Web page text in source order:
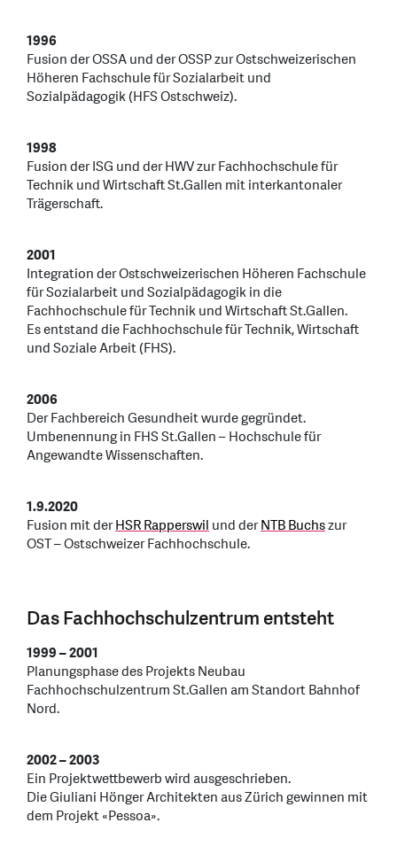
1996
Fusion der OSSA und der OSSP zur Ostschweizerischen
Höheren Fachschule für Sozialarbeit und
Sozialpädagogik (HFS Ostschweiz).
1998
Fusion der ISG und der HWV zur Fachhochschule für
Technik und Wirtschaft St.Gallen mit interkantonaler
Trägerschaft.
2001
Integration der Ostschweizerischen Höheren Fachschule
für Sozialarbeit und Sozialpädagogik in die
Fachhochschule für Technik und Wirtschaft St.Gallen.
Es entstand die Fachhochschule für Technik, Wirtschaft
und Soziale Arbeit (FHS).
2006
Der Fachbereich Gesundheit wurde gegründet.
Umbenennung in FHS St.Gallen – Hochschule für
Angewandte Wissenschaften.
1.9.2020
Fusion mit derHSR Rapperswil und derNTB Buchszur
OST – Ostschweizer Fachhochschule.
Das Fachhochschulzentrum entsteht
1999 – 2001
Planungsphase des Projekts Neubau
Fachhochschulzentrum St.Gallen am Standort Bahnhof
Nord.
2002 – 2003
Ein Projektwettbewerb wird ausgeschrieben.
Die Giuliani Hönger Architekten aus Zürich gewinnen mit
dem Projekt «Pessoa».